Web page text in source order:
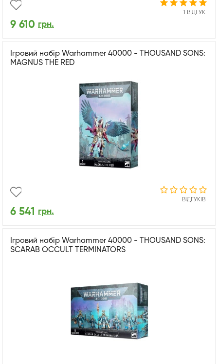
1 ВІДГУК
9 610 грн.
Ігровий набір Warhammer 40000 - THOUSAND SONS:
MAGNUS THE RED
ВІДГУКІВ
6 541 грн.
Ігровий набір Warhammer 40000 - THOUSAND SONS:
SCARAB OCCULT TERMINATORS